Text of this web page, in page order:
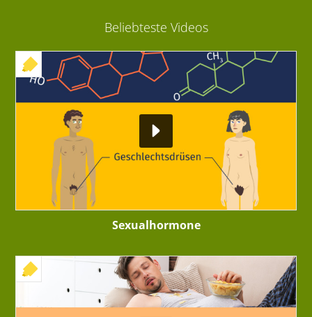
Beliebteste Videos
+ INTERAKTIVE ÜBUNG
Sexualhormone
+ INTERAKTIVE ÜBUNG